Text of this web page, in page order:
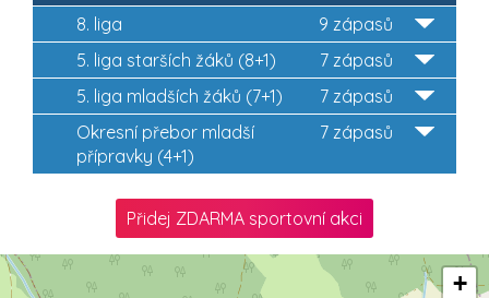
9 zápasů
8. liga
7 zápasů
5. liga starších žáků (8+1)
7 zápasů
5. liga mladších žáků (7+1)
7 zápasů
Okresní přebor mladší
přípravky (4+1)
Přidej ZDARMA sportovní akci
+